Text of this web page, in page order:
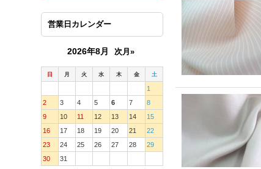
営業日カレンダー
2026年8月 次月»
日 月 火 水 木 金 土
1
2
3 4 5 6 7
8
9
10 11 12 13 14
15
16
17 18 19 20 21
22
23
24 25 26 27 28
29
30
31